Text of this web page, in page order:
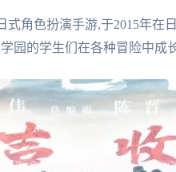
式角色扮演手游,于2015年在
园的学生们在各种冒险中成